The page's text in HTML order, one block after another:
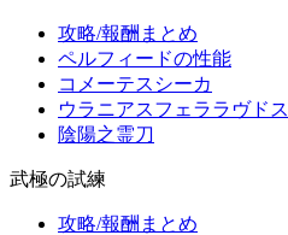
攻略/報酬まとめ
ペルフィードの性能
コメーテスシーカ
ウラニアスフェララヴドス
陰陽之霊刀
武極の試練
攻略/報酬まとめ